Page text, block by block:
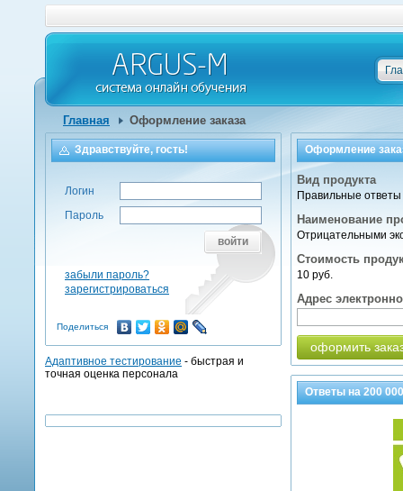
Главная Оформление заказа
Оформление
Вид продукта
Правильные ответы
Наименование
Отрицательными
Стоимость
10 руб.
Адрес
оформить
Ответы на200 000
Здравствуйте, гость!
Логин
Пароль
войти
забыли пароль?
зарегистрироваться
Поделиться
Адаптивное тестирование - быстрая и
точная оценка персонала